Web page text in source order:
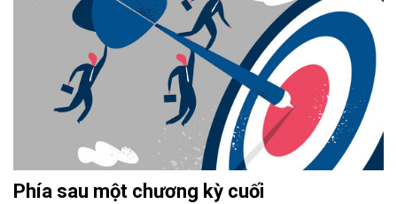
Phía sau một chương kỳ cuối